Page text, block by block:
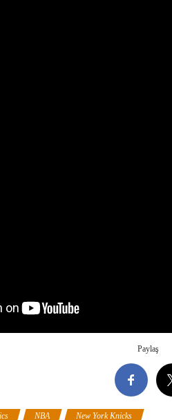
Paylaş
NBA New York Knicks